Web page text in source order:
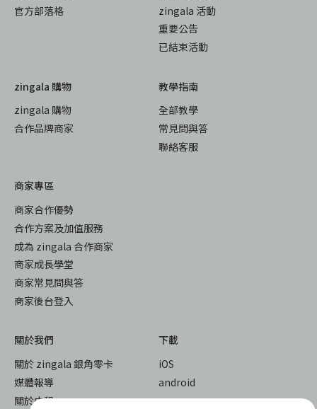
官方部落格
zingala 活動
重要公告
已結束活動
zingala 購物
zingala 購物
合作品牌商家
教學指南
全部教學
常見問與答
聯絡客服
商家專區
商家合作優勢
合作方案及加值服務
成為 zingala 合作商家
商家成長學堂
商家常見問與答
商家後台登入
關於我們
關於 zingala 銀角零卡
媒體報導
關於中租
下載
iOS
android